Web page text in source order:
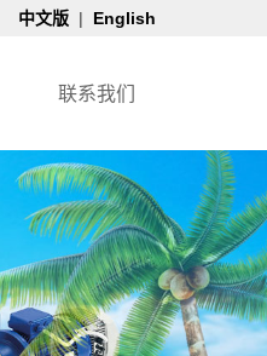
中文版 | English
联系我们